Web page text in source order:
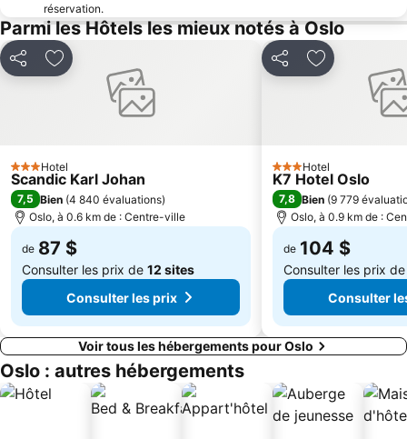
Sandvika Storsenter
réservation.
Parmi les Hôtels les mieux notés à Oslo
PartagerAjouter à mes favoris
3 Étoiles
Hotel
Scandic Karl Johan
7,5 Bien (4 840 évaluations)
Oslo, à 0.6 km de : Centre-ville
de 87 $
Consulter les prix de 12 sites
Consulter les prix
PartagerAjouter à
3 Étoiles
Hotel
K7 Hotel Oslo
7,8 Bien (9 779
Oslo, à 0.9 km de :
de 104 $
Consulter les prix
Consulter
Voir tous les hébergements pour Oslo
Oslo : autres hébergements